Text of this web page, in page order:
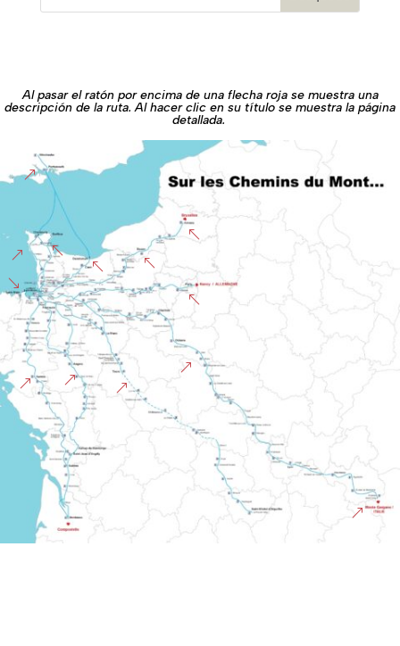
Al pasar el ratón por encima de una flecha roja se muestra una
descripción de la ruta. Al hacer clic en su título se muestra la página
detallada.
&
&
%
%
%
%
%
&
&
&
&
&
'